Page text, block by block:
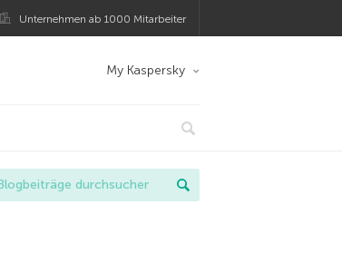
Unternehmen ab 1000 Mitarbeiter
My Kaspersky